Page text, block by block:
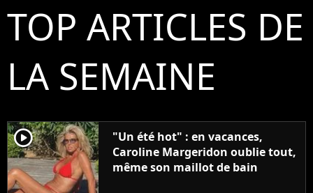
TOP ARTICLES DE
LA SEMAINE
player2
"Un été hot" : en vacances,
Caroline Margeridon oublie tout,
même son maillot de bain